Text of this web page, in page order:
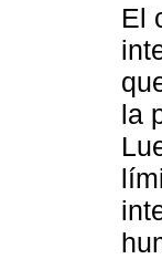
El
la